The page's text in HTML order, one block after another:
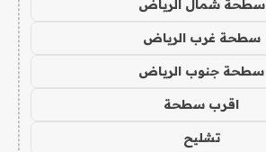
سطحة شمال الرياض
سطحة غرب الرياض
سطحة جنوب الرياض
اقرب سطحة
تشليح